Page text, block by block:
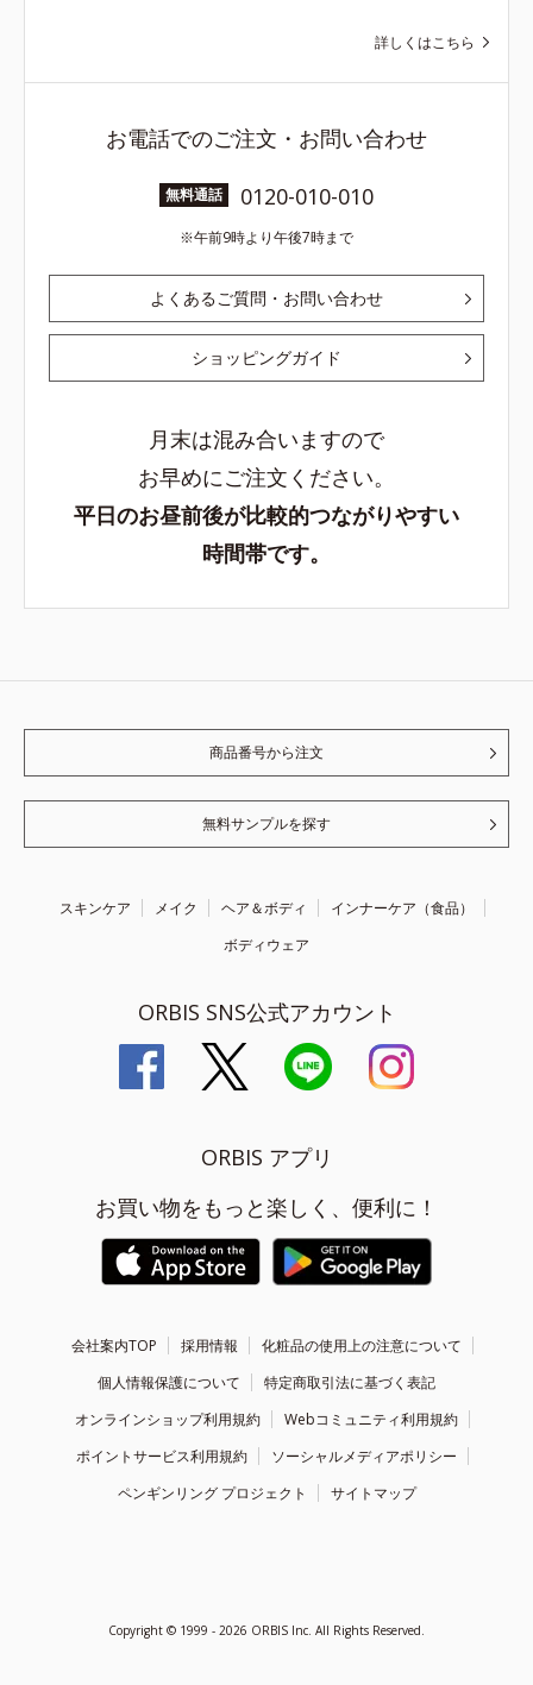
詳しくはこちら
お電話でのご注文・お問い合わせ
無料通話 0120-010-010
午前9時より午後7時まで
よくあるご質問・お問い合わせ
ショッピングガイド
月末は混み合いますので
お早めにご注文ください。
平日のお昼前後が比較的つながりやすい
時間帯です。
商品番号から注文
無料サンプルを探す
スキンケア メイク ヘア＆ボディ
インナーケア（食品）
ボディウェア
ORBIS SNS公式アカウント
ORBIS アプリ
お買い物をもっと楽しく、便利に！
会社案内TOP 採用情報
化粧品の使用上の注意について
個人情報保護について
特定商取引法に基づく表記
オンラインショップ利用規約
Webコミュニティ利用規約
ポイントサービス利用規約
ソーシャルメディアポリシー
ペンギンリング プロジェクト
サイトマップ
Copyright © 1999 - 2026 ORBIS Inc. All Rights Reserved.